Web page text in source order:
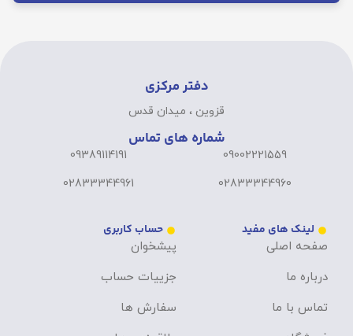
دفتر مرکزی
قزوین ، میدان قدس
شماره های تماس
09002221559
02833344960
09389114191
02833344961
لینک های مفید
صفحه اصلی
درباره ما
تماس با ما
حساب کاربری
پیشخوان
جزییات حساب
سفارش ها